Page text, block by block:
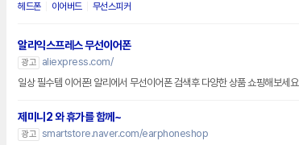
헤드폰 이어버드 무선스피커
알리익스프레스 무선이어폰
광고
aliexpress.com/
일상 필수템 이어폰! 알리에서 무선이어폰 검색후 다양한 상품 쇼핑해보세요
제미니2 와 휴가를 함께~
광고 smartstore.naver.com/earphoneshop